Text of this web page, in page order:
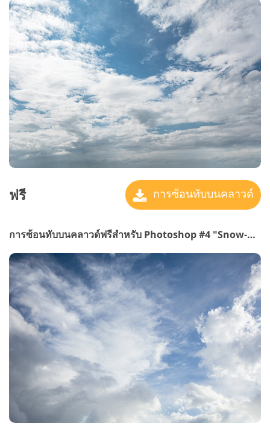
ฟรี การซ้อนทับบนคลาวด์
การซ้อนทับบนคลาวด์ฟรีสำหรับ Photoshop #4 "Snow-white"